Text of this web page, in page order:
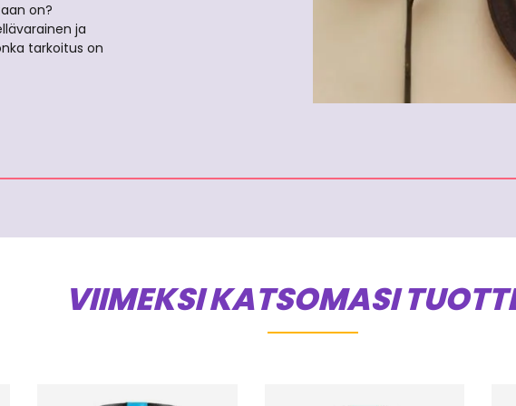
on?
ja
tarkoitus on
VIIMEKSI KATSOMASI